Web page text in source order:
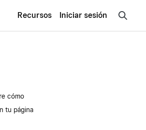
Recursos Iniciar sesión
cómo
tu página